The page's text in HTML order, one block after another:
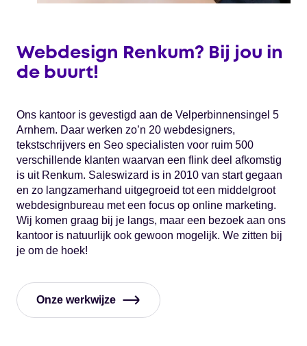
Webdesign Renkum? Bij jou in
de buurt!
Ons kantoor is gevestigd aan de Velperbinnensingel 5
Arnhem. Daar werken zo’n 20 webdesigners,
tekstschrijvers en Seo specialisten voor ruim 500
verschillende klanten waarvan een flink deel afkomstig
is uit Renkum. Saleswizard is in 2010 van start gegaan
en zo langzamerhand uitgegroeid tot een middelgroot
webdesignbureau met een focus op online marketing.
Wij komen graag bij je langs, maar een bezoek aan ons
kantoor is natuurlijk ook gewoon mogelijk. We zitten bij
je om de hoek!
Onze werkwijze